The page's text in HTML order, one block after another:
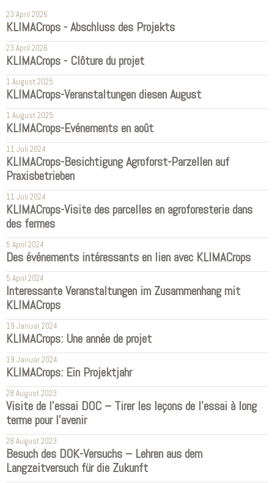
23 April 2026
KLIMACrops - Abschluss des Projekts
23 April 2026
KLIMACrops - Clôture du projet
1 August 2025
KLIMACrops-Veranstaltungen diesen August
1 August 2025
KLIMACrops-Evénements en août
11 Juli 2024
KLIMACrops-Besichtigung Agroforst-Parzellen auf
Praxisbetrieben
11 Juli 2024
KLIMACrops-Visite des parcelles en agroforesterie dans
des fermes
5 April 2024
Des événements intéressants en lien avec KLIMACrops
5 April 2024
Interessante Veranstaltungen im Zusammenhang mit
KLIMACrops
19 Januar 2024
KLIMACrops: Une année de projet
19 Januar 2024
KLIMACrops: Ein Projektjahr
28 August 2023
Visite de l'essai DOC – Tirer les leçons de l'essai à long
terme pour l'avenir
28 August 2023
Besuch des DOK-Versuchs – Lehren aus dem
Langzeitversuch für die Zukunft